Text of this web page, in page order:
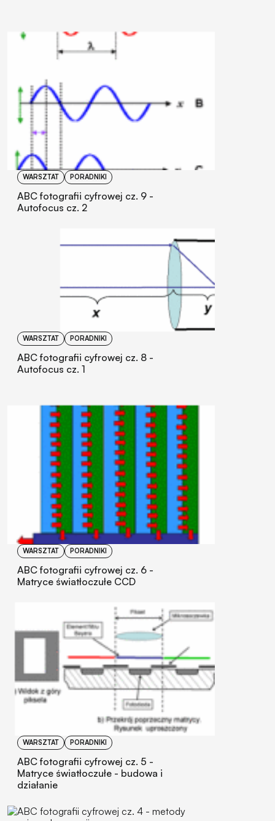
WARSZTAT PORADNIKI
ABC fotografii cyfrowej cz. 9 -
Autofocus cz. 2
WARSZTAT PORADNIKI
ABC fotografii cyfrowej cz. 8 -
Autofocus cz. 1
WARSZTAT PORADNIKI
ABC fotografii cyfrowej cz. 6 -
Matryce światłoczułe CCD
WARSZTAT PORADNIKI
ABC fotografii cyfrowej cz. 5 -
Matryce światłoczułe - budowa i
działanie